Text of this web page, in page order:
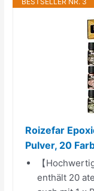
Roizefar
Pulver, 20
【
enthält 20